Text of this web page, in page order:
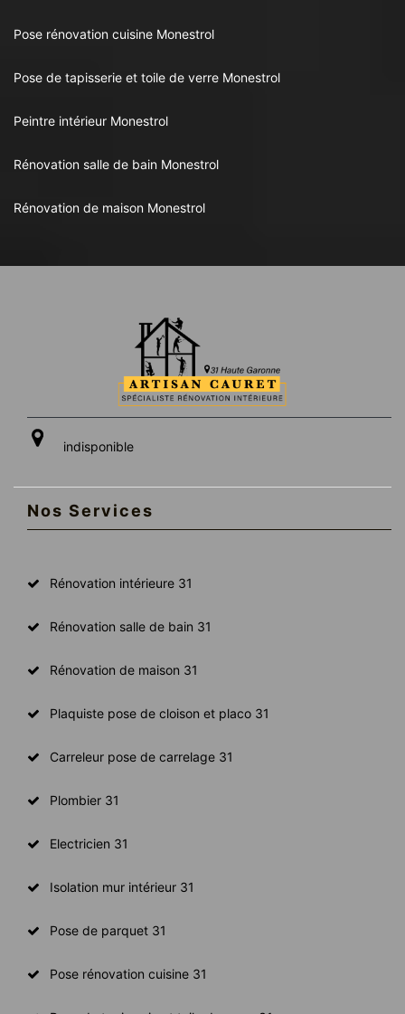
Pose rénovation cuisine Monestrol
Pose de tapisserie et toile de verre Monestrol
Peintre intérieur Monestrol
Rénovation salle de bain Monestrol
Rénovation de maison Monestrol
indisponible
Nos Services
Rénovation intérieure 31
Rénovation salle de bain 31
Rénovation de maison 31
Plaquiste pose de cloison et placo 31
Carreleur pose de carrelage 31
Plombier 31
Electricien 31
Isolation mur intérieur 31
Pose de parquet 31
Pose rénovation cuisine 31